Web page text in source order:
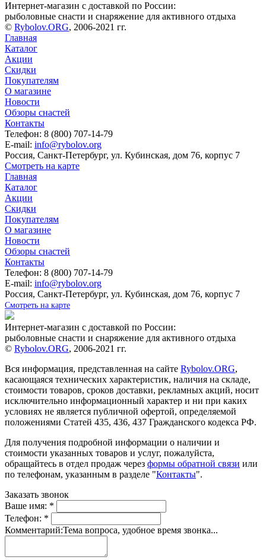
Интернет-магазин с доставкой по России:
рыболовные снасти и снаряжение для активного отдыха
© Rybolov.ORG, 2006-2021 гг.
Главная
Каталог
Акции
Скидки
Покупателям
О магазине
Новости
Обзоры снастей
Контакты
Телефон: 8 (800) 707-14-79
E-mail: info@rybolov.org
Россия, Санкт-Петербург, ул. Кубинская, дом 76, корпус 7
Смотреть на карте
Главная
Каталог
Акции
Скидки
Покупателям
О магазине
Новости
Обзоры снастей
Контакты
Телефон: 8 (800) 707-14-79
E-mail: info@rybolov.org
Россия, Санкт-Петербург, ул. Кубинская, дом 76, корпус 7
Смотреть на карте
Интернет-магазин с доставкой по России:
рыболовные снасти и снаряжение для активного отдыха
© Rybolov.ORG, 2006-2021 гг.
Вся информация, представленная на сайте Rybolov.ORG,
касающаяся технических характеристик, наличия на складе,
стоимости товаров, сроков доставки, рекламных акций, носит
исключительно информационный характер и ни при каких
условиях не является публичной офертой, определяемой
положениями Статей 435, 436, 437 Гражданского кодекса РФ.
Для получения подробной информации о наличии и
стоимости указанных товаров и услуг, пожалуйста,
обращайтесь в отдел продаж через формы обратной связи или
по телефонам, указанным в разделе "Контакты".
Заказать звонок
Ваше имя: *
Телефон: *
Комментарий:Тема вопроса, удобное время звонка...